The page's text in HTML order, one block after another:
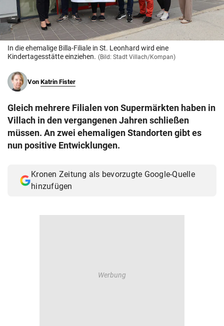
© Krone Multimedia GmbH & Co KG 2026
Muthgasse 2, 1190 Wien
In die ehemalige Billa-Filiale in St. Leonhard wird eine
Kindertagesstätte einziehen. (Bild: Stadt Villach/Kompan)
Von Katrin Fister
Gleich mehrere Filialen von Supermärkten haben in
Villach in den vergangenen Jahren schließen
müssen. An zwei ehemaligen Standorten gibt es
nun positive Entwicklungen.
Kronen Zeitung als bevorzugte Google-Quelle
hinzufügen